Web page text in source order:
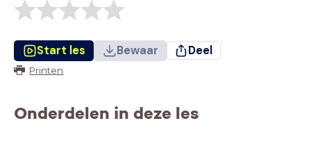
Start les Bewaar Deel
Printen
Onderdelen in deze les